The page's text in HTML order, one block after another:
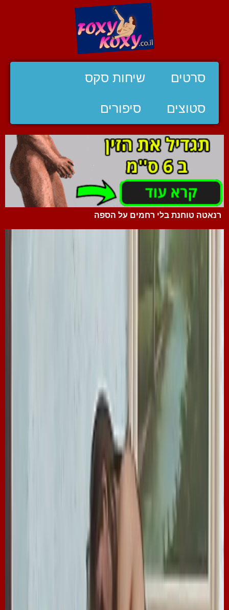
סרטים שיחות סקס
סטוצים סיפורים
רנאטה טוחנת בלי רחמים על הספה